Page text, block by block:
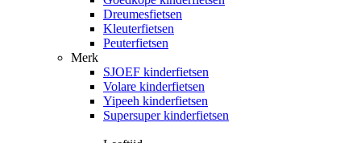
Dreumesfietsen
Kleuterfietsen
Peuterfietsen
Merk
SJOEF kinderfietsen
Volare kinderfietsen
Yipeeh kinderfietsen
Supersuper kinderfietsen